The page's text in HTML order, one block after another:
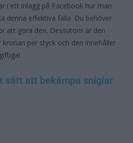
i ett inlägg på Facebook hur man
denna effektiva fälla. Du behöver
att göra den. Dessutom är den
per styck och den innehåller
sätt att bekämpa sniglar